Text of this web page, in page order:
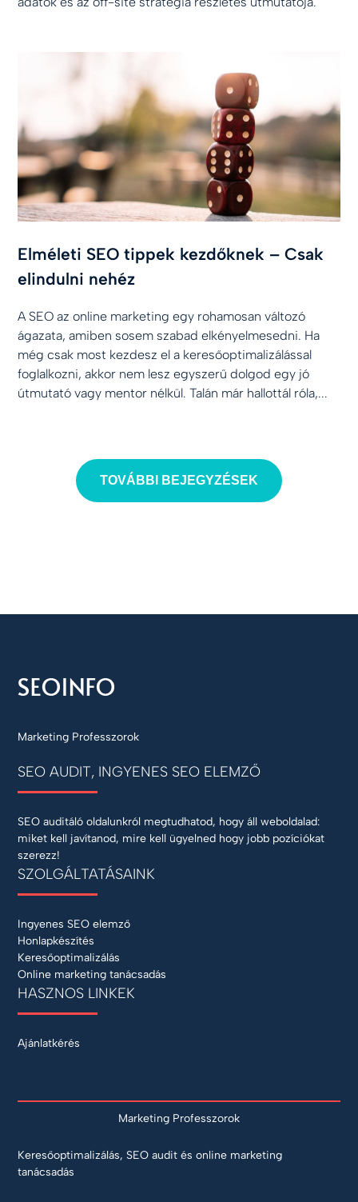
Elméleti SEO tippek kezdőknek – Csak
elindulni nehéz
A SEO az online marketing egy rohamosan változó
ágazata, amiben sosem szabad elkényelmesedni. Ha
még csak most kezdesz el a keresőoptimalizálással
foglalkozni, akkor nem lesz egyszerű dolgod egy jó
útmutató vagy mentor nélkül. Talán már hallottál róla,...
TOVÁBBI BEJEGYZÉSEK
Marketing Professzorok
SEO AUDIT, INGYENES SEO ELEMZŐ
SEO auditáló oldalunkról megtudhatod, hogy áll weboldalad:
miket kell javítanod, mire kell ügyelned hogy jobb pozíciókat
szerezz!
SZOLGÁLTATÁSAINK
Ingyenes SEO elemző
Honlapkészítés
Keresőoptimalizálás
Online marketing tanácsadás
HASZNOS LINKEK
Ajánlatkérés
Marketing Professzorok
Keresőoptimalizálás, SEO audit és online marketing
tanácsadás